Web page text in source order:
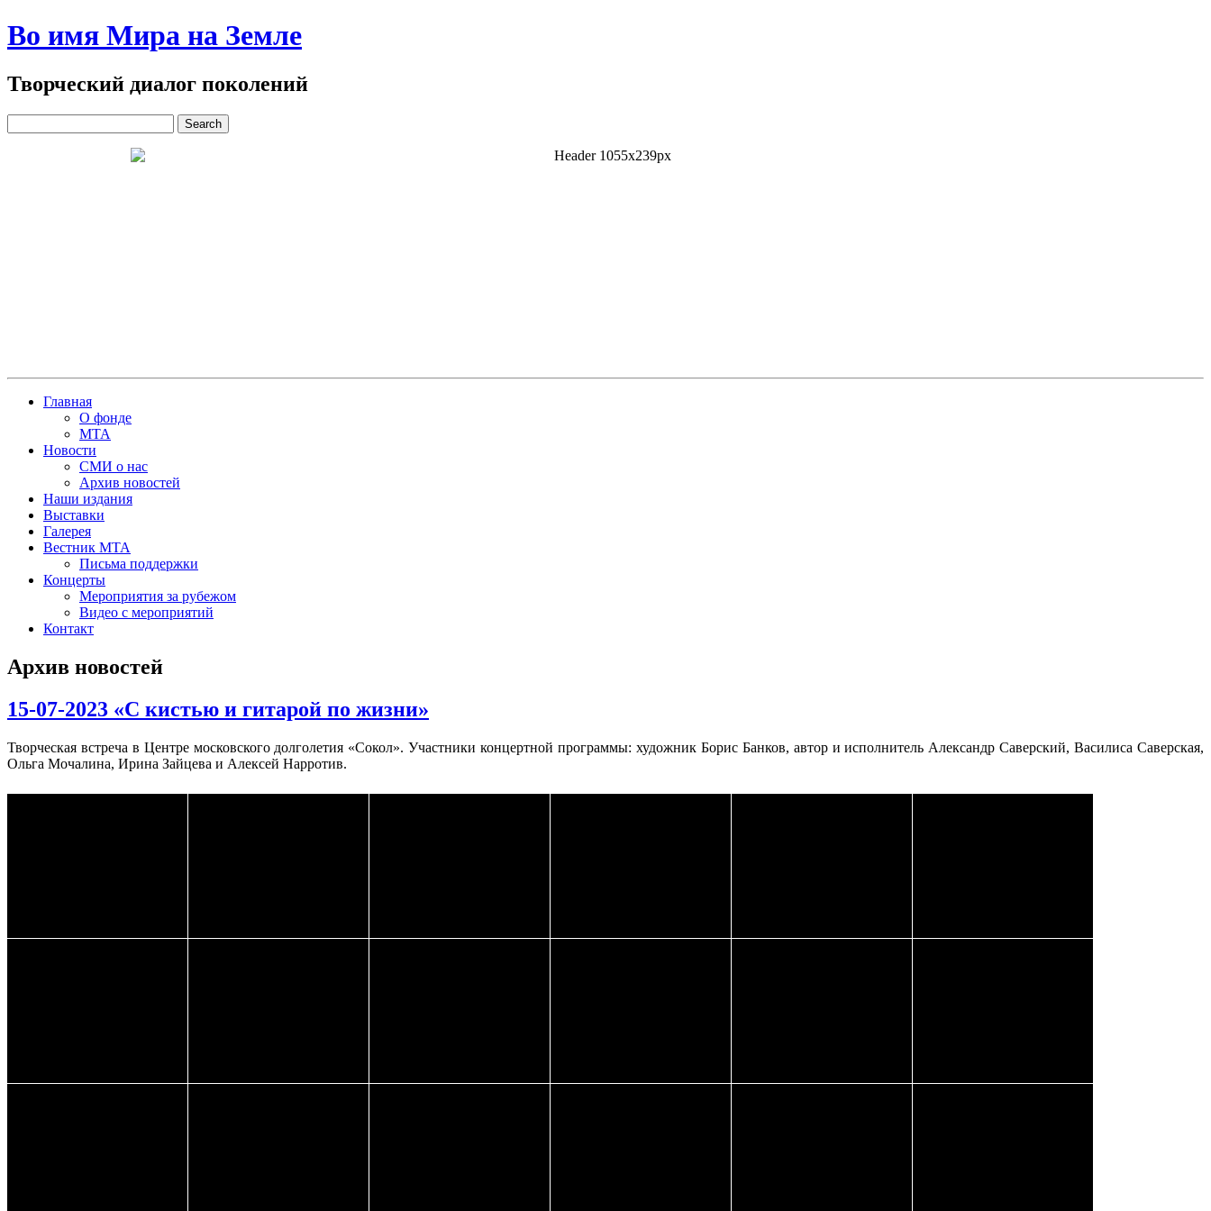
Во имя Мира на Земле
Творческий диалог поколений
Главная
О фонде
МТА
Новости
СМИ о нас
Архив новостей
Наши издания
Выставки
Галерея
Вестник МТА
Письма поддержки
Концерты
Мероприятия за рубежом
Видео с мероприятий
Контакт
Архив новостей
15-07-2023 «С кистью и гитарой по жизни»
Творческая встреча в Центре московского долголетия «Сокол». Участники концертной программы: художник Борис Банков, автор и исполнитель Александр Саверский, Василиса Саверская,
Ольга Мочалина, Ирина Зайцева и Алексей Нарротив.